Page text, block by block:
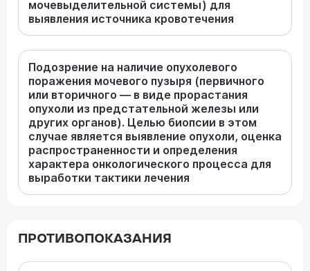
мочевыделительной системы) для
выявления источника кровотечения
Подозрение на наличие опухолевого
поражения мочевого пузыря (первичного
или вторичного — в виде прорастания
опухоли из предстательной железы или
других органов). Целью биопсии в этом
случае является выявление опухоли, оценка
распространенности и определения
характера онкологического процесса для
выработки тактики лечения
ПРОТИВОПОКАЗАНИЯ